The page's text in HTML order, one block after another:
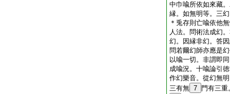
中巾喩所依如來藏
縁。如無明等。三
＊兎存則亡喩依他
人法。問術法成幻
幻。因縁非幻。答
問若爾幻師亦應是
以喩一切。非謂即
成喩況。十喩論引
作幻樂音。從幻無
三有無 7
門有三